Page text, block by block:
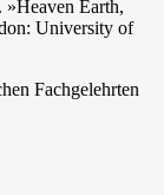
Earth,
University of
Fachgelehrten